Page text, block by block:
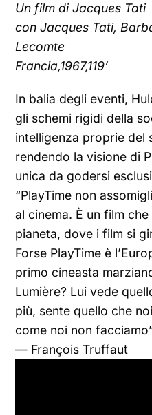
Un film di Jacques Tati
con Jacques Tati,
Lecomte
Francia,1967,119’
In balia degli eventi,
gli schemi rigidi della
intelligenza proprie del
rendendo la visione di
unica da godersi
“PlayTime non
al cinema. È un film
pianeta, dove i film si
Forse PlayTime è
primo cineasta
Lumière? Lui vede
più, sente quello che
come noi non
— François Truffaut